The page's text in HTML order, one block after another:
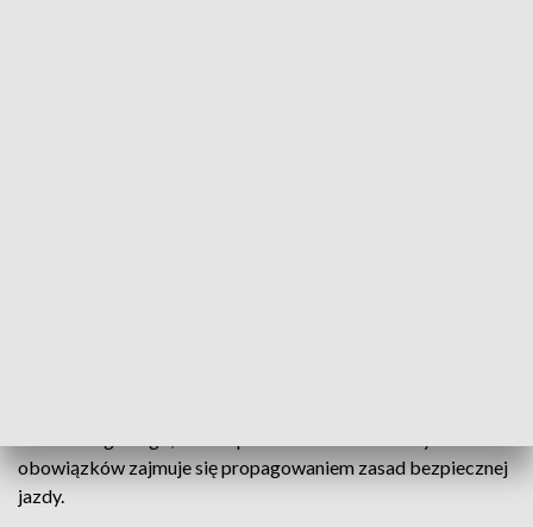
obowiązków zajmuje się propagowaniem zasad bezpiecznej
jazdy.